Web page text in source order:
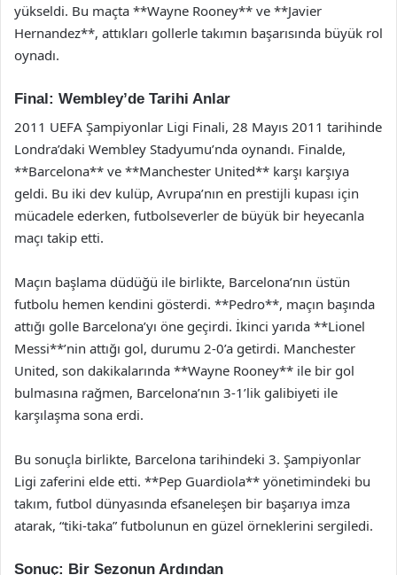
yükseldi. Bu maçta **Wayne Rooney** ve **Javier
Hernandez**, attıkları gollerle takımın başarısında büyük rol
oynadı.
Final: Wembley’de Tarihi Anlar
2011 UEFA Şampiyonlar Ligi Finali, 28 Mayıs 2011 tarihinde
Londra’daki Wembley Stadyumu’nda oynandı. Finalde,
**Barcelona** ve **Manchester United** karşı karşıya
geldi. Bu iki dev kulüp, Avrupa’nın en prestijli kupası için
mücadele ederken, futbolseverler de büyük bir heyecanla
maçı takip etti.
Maçın başlama düdüğü ile birlikte, Barcelona’nın üstün
futbolu hemen kendini gösterdi. **Pedro**, maçın başında
attığı golle Barcelona’yı öne geçirdi. İkinci yarıda **Lionel
Messi**’nin attığı gol, durumu 2-0’a getirdi. Manchester
United, son dakikalarında **Wayne Rooney** ile bir gol
bulmasına rağmen, Barcelona’nın 3-1’lik galibiyeti ile
karşılaşma sona erdi.
Bu sonuçla birlikte, Barcelona tarihindeki 3. Şampiyonlar
Ligi zaferini elde etti. **Pep Guardiola** yönetimindeki bu
takım, futbol dünyasında efsaneleşen bir başarıya imza
atarak, “tiki-taka” futbolunun en güzel örneklerini sergiledi.
Sonuç: Bir Sezonun Ardından